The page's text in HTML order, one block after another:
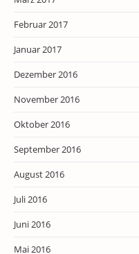
Februar 2017
Januar 2017
Dezember 2016
November 2016
Oktober 2016
September 2016
August 2016
Juli 2016
Juni 2016
Mai 2016